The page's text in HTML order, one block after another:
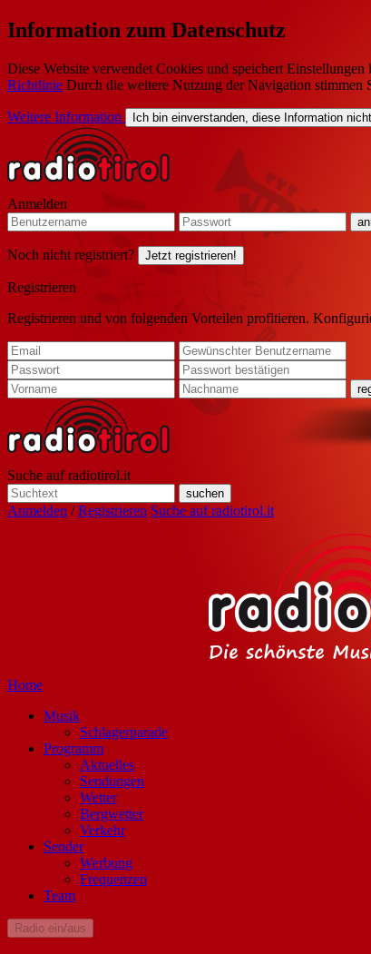
Information zum Datenschutz
Diese Website verwendet Cookies und speichert
Richtlinie Durch die weitere Nutzung der Navigation stimmen
Weitere Information Ich bin einverstanden, diese Information
Anmelden
Noch nicht registriert? Jetzt registrieren!
Registrieren
Registrieren und von folgenden Vorteilen profitieren.
Suche auf radiotirol.it
Anmelden /Registrieren Suche auf radiotirol.it
Home
Musik
Schlagerparade
Programm
Aktuelles
Sendungen
Wetter
Bergwetter
Verkehr
Sender
Werbung
Frequenzen
Team
Radio ein/aus